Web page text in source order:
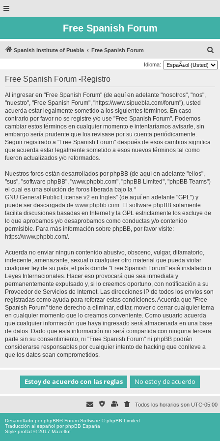
Free Spanish Forum
Spanish Institute of Puebla Free Spanish Forum
u
Idioma:
Free Spanish Forum -Registro
Al ingresar en "Free Spanish Forum" (de aquí en adelante "nosotros", "nos",
"nuestro", "Free Spanish Forum", "https://www.sipuebla.com/forum"), usted
acuerda estar legalmente sometido a los siguientes términos. En caso
contrario por favor no se registre y/o use "Free Spanish Forum". Podemos
cambiar estos términos en cualquier momento e intentaríamos avisarle, sin
embargo sería prudente que los revisase por su cuenta periódicamente.
Seguir registrado a "Free Spanish Forum" después de esos cambios significa
que acuerda estar legalmente sometido a esos nuevos términos tal como
fueron actualizados y/o reformados.
Nuestros foros están desarrollados por phpBB (de aquí en adelante "ellos",
"sus", "software phpBB", "www.phpbb.com", "phpBB Limited", "phpBB Teams")
el cual es una solución de foros liberada bajo la “
GNU General Public License v2 en Ingles” (de aquí en adelante "GPL") y
puede ser descargada de www.phpbb.com. El software phpBB solamente
facilita discusiones basadas en Internet y la GPL estrictamente los excluye de
lo que aprobamos y/o desaprobamos como conductas y/o contenido
permisible. Para más información sobre phpBB, por favor visite:
https://www.phpbb.com/.
Acuerda no enviar ningun contenido abusivo, obsceno, vulgar, difamatorio,
indecente, amenazante, sexual o cualquier otro material que pueda violar
cualquier ley de su país, el país donde "Free Spanish Forum" está instalado o
Leyes Internacionales. Hacer eso provocará que sea inmediata y
permanentemente expulsado y, si lo creemos oportuno, con notificación a su
Proveedor de Servicios de Internet. Las direcciones IP de todos los envíos son
registradas como ayuda para reforzar estas condiciones. Acuerda que "Free
Spanish Forum" tiene derecho a eliminar, editar, mover o cerrar cualquier tema
en cualquier momento que lo creamos conveniente. Como usuario acuerda
que cualquier información que haya ingresado será almacenada en una base
de datos. Dado que esta información no será compartida con ninguna tercera
parte sin su consentimiento, ni "Free Spanish Forum" ni phpBB podrán
considerarse responsables por cualquier intento de hacking que conlleve a
que los datos sean comprometidos.
Todos los horarios son UTC-05:00
Desarrollado porphpBB® Forum Software © phpBB Limited
Traducción al español porphpBB España
Style proflat © 2017 Mazeltof